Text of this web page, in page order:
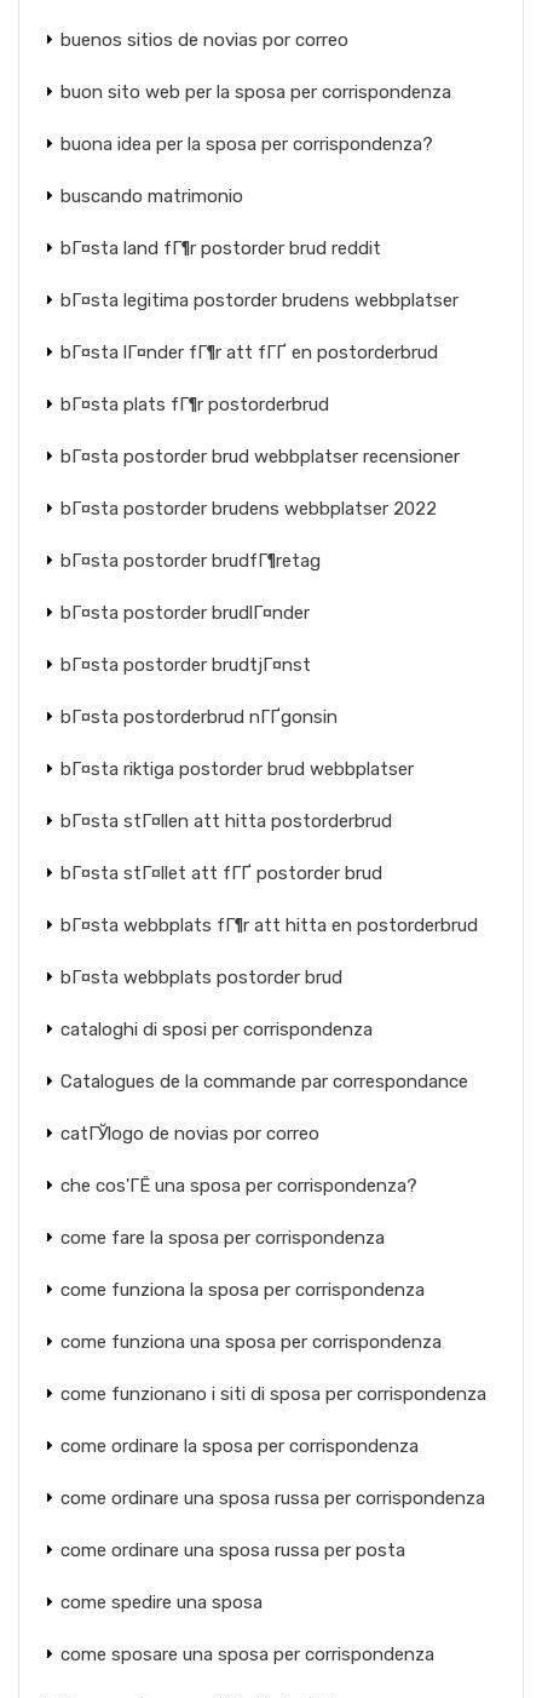
buenos sitios de novias por correo
buon sito web per la sposa per corrispondenza
buona idea per la sposa per corrispondenza?
buscando matrimonio
bГ¤sta land fГ¶r postorder brud reddit
bГ¤sta legitima postorder brudens webbplatser
bГ¤sta lГ¤nder fГ¶r att fГҐ en postorderbrud
bГ¤sta plats fГ¶r postorderbrud
bГ¤sta postorder brud webbplatser recensioner
bГ¤sta postorder brudens webbplatser 2022
bГ¤sta postorder brudfГ¶retag
bГ¤sta postorder brudlГ¤nder
bГ¤sta postorder brudtjГ¤nst
bГ¤sta postorderbrud nГҐgonsin
bГ¤sta riktiga postorder brud webbplatser
bГ¤sta stГ¤llen att hitta postorderbrud
bГ¤sta stГ¤llet att fГҐ postorder brud
bГ¤sta webbplats fГ¶r att hitta en postorderbrud
bГ¤sta webbplats postorder brud
cataloghi di sposi per corrispondenza
Catalogues de la commande par correspondance
catГЎlogo de novias por correo
che cos'ГЁ una sposa per corrispondenza?
come fare la sposa per corrispondenza
come funziona la sposa per corrispondenza
come funziona una sposa per corrispondenza
come funzionano i siti di sposa per corrispondenza
come ordinare la sposa per corrispondenza
come ordinare una sposa russa per corrispondenza
come ordinare una sposa russa per posta
come spedire una sposa
come sposare una sposa per corrispondenza